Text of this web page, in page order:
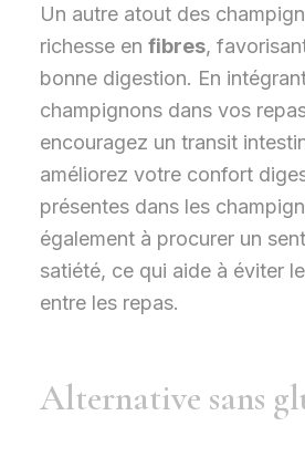
Un autre atout des
richesse en fibres,
bonne digestion. En
champignons dans vos
encouragez un transit
améliorez votre confort
présentes dans les
également à procurer un
satiété, ce qui aide à éviter
entre les repas.
Alternative sans